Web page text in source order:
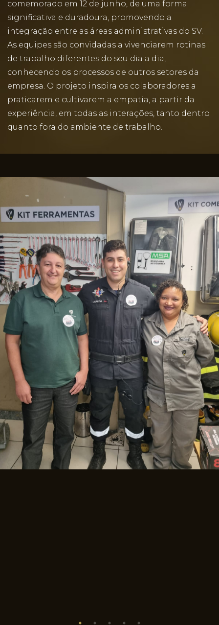
comemorado em 12 de junho, de uma forma
significativa e duradoura, promovendo a
integração entre as áreas administrativas do SV.
As equipes são convidadas a vivenciarem rotinas
de trabalho diferentes do seu dia a dia,
conhecendo os processos de outros setores da
empresa. O projeto inspira os colaboradores a
praticarem e cultivarem a empatia, a partir da
experiência, em todas as interações, tanto dentro
quanto fora do ambiente de trabalho.